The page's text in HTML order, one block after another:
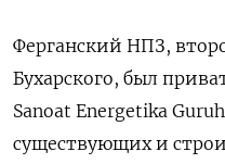
Ферганский НПЗ,
Бухарского, был
Sanoat Energetika
существующих и